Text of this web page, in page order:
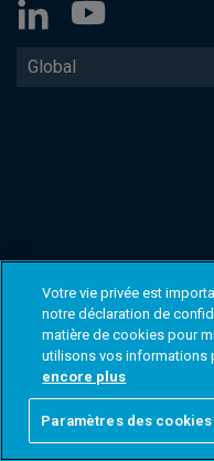
Global
Votre vie privée est
notre déclaration de
matière de cookies pour
utilisons vos informations
encore plus
Paramètres des cookies